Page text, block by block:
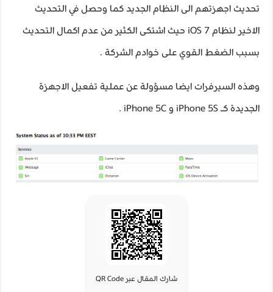
تحديث اجهزتهم الى النظام الجديد كما وحصل في التحديث
الاخير لنظام iOS 7 حيث اشتكى الكثير من عدم اكمال التحديث
بسبب الضغط القوي على خوادم الشركة .
وهذه السيرفرات ايضا مسؤولة عن عملية تفعيل الاجهزة
الجديدة كـ iPhone 5S و iPhone 5C .
شارك المقال عبر QR Code